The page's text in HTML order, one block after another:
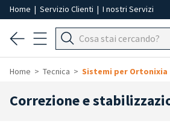
Home | Servizio Clienti | I nostri Servizi
Home Tecnica Sistemi per Ortonixia
Correzione e